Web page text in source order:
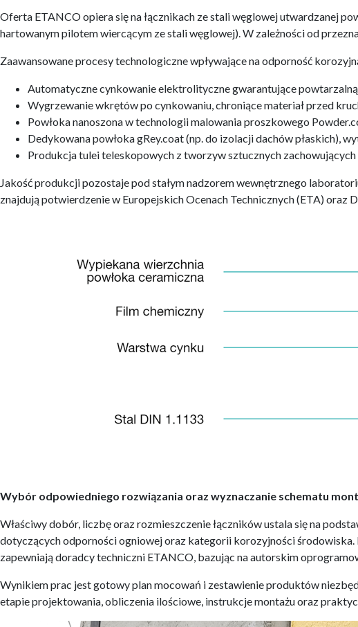
Oferta ETANCO opiera się na łącznikach ze stali węglowej utwardzanej
hartowanym pilotem wiercącym ze stali węglowej). W zależności od
Zaawansowane procesy technologiczne wpływające na odporność
Automatyczne cynkowanie elektrolityczne gwarantujące
Wygrzewanie wkrętów po cynkowaniu, chroniące materiał przed
Powłoka nanoszona w technologii malowania proszkowego
Dedykowana powłoka gRey.coat (np. do izolacji dachów płaskich),
Produkcja tulei teleskopowych z tworzyw sztucznych
Jakość produkcji pozostaje pod stałym nadzorem wewnętrznego
znajdują potwierdzenie w Europejskich Ocenach Technicznych (ETA) oraz
Wybór odpowiedniego rozwiązania oraz wyznaczanie schematu
Właściwy dobór, liczbę oraz rozmieszczenie łączników ustala się na
dotyczących odporności ogniowej oraz kategorii korozyjności
zapewniają doradcy techniczni ETANCO, bazując na autorskim
Wynikiem prac jest gotowy plan mocowań i zestawienie produktów
etapie projektowania, obliczenia ilościowe, instrukcje montażu oraz